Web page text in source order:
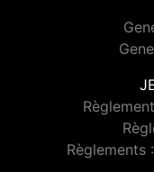
Règlements